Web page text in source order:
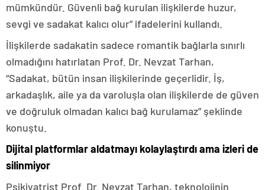
mümkündür. Güvenli bağ kurulan ilişkilerde huzur,
sevgi ve sadakat kalıcı olur” ifadelerini kullandı.
İlişkilerde sadakatin sadece romantik bağlarla sınırlı
olmadığını hatırlatan Prof. Dr. Nevzat Tarhan,
“Sadakat, bütün insan ilişkilerinde geçerlidir. İş,
arkadaşlık, aile ya da varoluşla olan ilişkilerde de güven
ve doğruluk olmadan kalıcı bağ kurulamaz” şeklinde
konuştu.
Dijital platformlar aldatmayı kolaylaştırdı ama izleri de
silinmiyor
Psikiyatrist Prof. Dr. Nevzat Tarhan, teknolojinin